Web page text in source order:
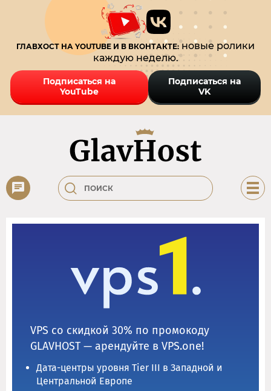
ГЛАВХОСТ НА YOUTUBE И В ВКОНТАКТЕ:новые ролики
каждую неделю.
Подписаться на
YouTube
Подписаться на
VK
VPS со скидкой 30% по промокоду
GLAVHOST — арендуйте в VPS.one!
Дата-центры уровня Tier III в Западной и
Центральной Европе